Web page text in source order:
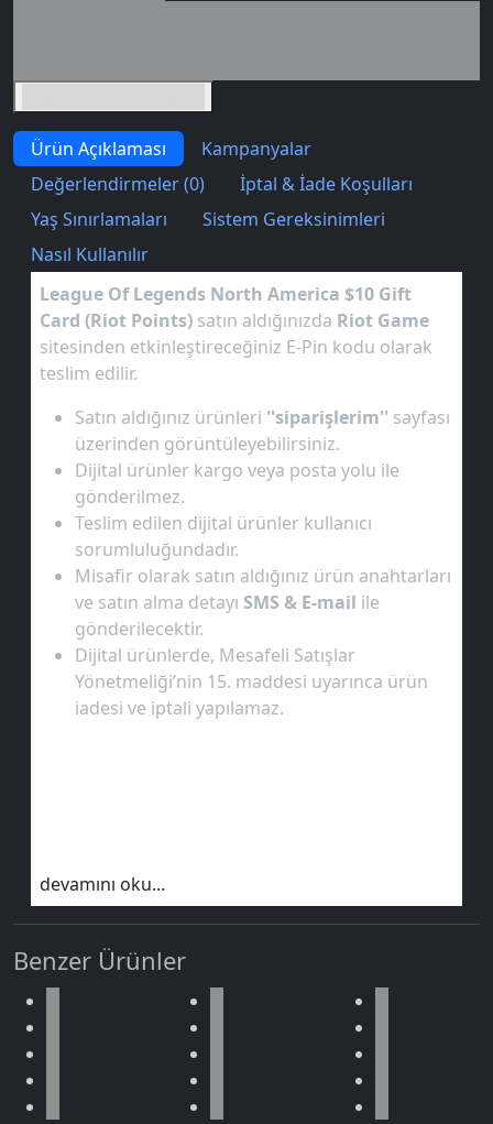
Ürün Açıklaması
Kampanyalar
Değerlendirmeler (0)
İptal & İade Koşulları
Yaş Sınırlamaları
Sistem Gereksinimleri
Nasıl Kullanılır
League Of Legends North America $10 Gift
Card (Riot Points) satın aldığınızda Riot Game
sitesinden etkinleştireceğiniz E-Pin kodu olarak
teslim edilir.
Satın aldığınız ürünleri ''siparişlerim'' sayfası
üzerinden görüntüleyebilirsiniz.
Dijital ürünler kargo veya posta yolu ile
gönderilmez.
Teslim edilen dijital ürünler kullanıcı
sorumluluğundadır.
Misafir olarak satın aldığınız ürün anahtarları
ve satın alma detayı SMS & E-mail ile
gönderilecektir.
Dijital ürünlerde, Mesafeli Satışlar
Yönetmeliği’nin 15. maddesi uyarınca ürün
iadesi ve iptali yapılamaz.
devamını oku...
Benzer Ürünler